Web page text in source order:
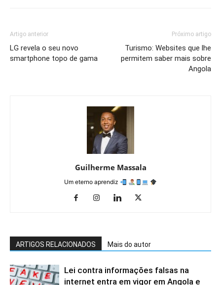
Artigo anterior
LG revela o seu novo
smartphone topo de gama
Próximo artigo
Turismo: Websites que lhe
permitem saber mais sobre
Angola
Guilherme Massala
Um eterno aprendiz
ARTIGOS RELACIONADOS Mais do autor
Lei contra informações falsas na
internet entra em vigor em Angola e